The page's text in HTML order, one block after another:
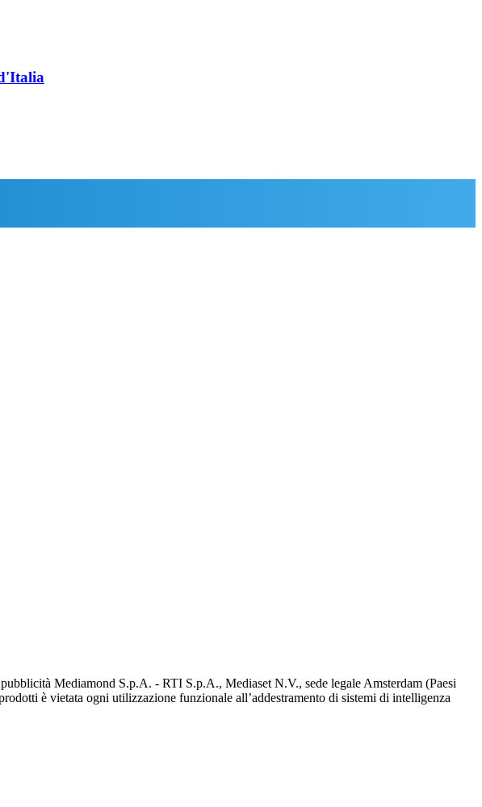
Mediamond S.p.A. - RTI S.p.A., Mediaset N.V., sede legale Amsterdam (Paesi
è vietata ogni utilizzazione funzionale all’addestramento di sistemi di intelligenza